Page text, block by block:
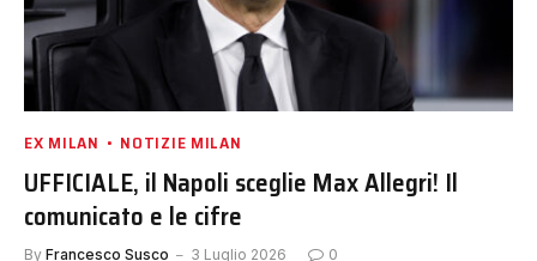
EX MILAN NOTIZIE MILAN
UFFICIALE, il Napoli sceglie Max Allegri! Il
comunicato e le cifre
By Francesco Susco 3 Luglio 2026 0